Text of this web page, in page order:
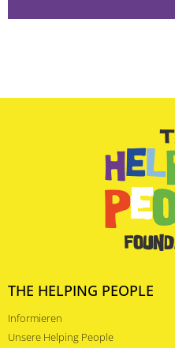
THE HELPING PEOPLE
Informieren
Unsere Helping People